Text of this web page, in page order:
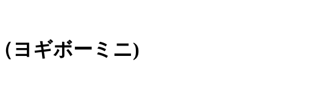
ヨギボーミニ)